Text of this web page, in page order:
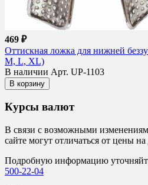
469 ₽
Оттискная ложка для нижней
M, L, XL)
В наличии Арт. UP-1103
В корзину
Курсы валют
В связи с возможными
сайте могут отличаться от цены
Подробную информацию
500-22-04